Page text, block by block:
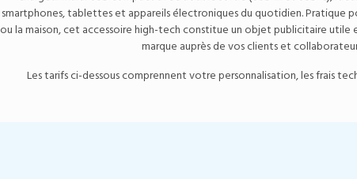
smartphones, tablettes et appareils électroniques du quotidien. Pratique
ou la maison, cet accessoire high-tech constitue un objet publicitaire
marque auprès de vos clients et
Les tarifs ci-dessous comprennent votre personnalisation, les frais